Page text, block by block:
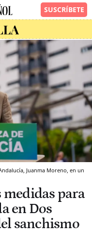
Juanma Moreno, en un
para
en Dos
sanchismo